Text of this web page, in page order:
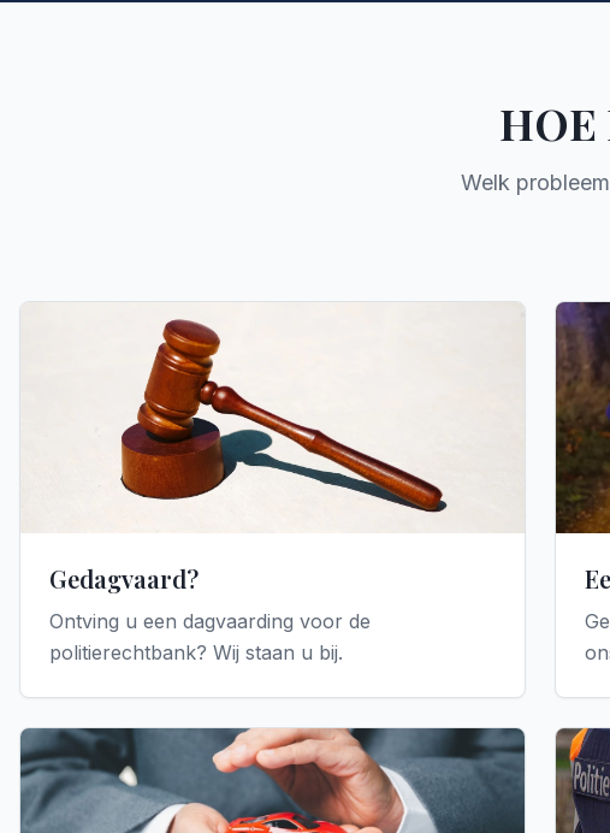
HOE
Welk
Gedagvaard?
Ontving u een dagvaarding voor de
politierechtbank? Wij staan u bij.